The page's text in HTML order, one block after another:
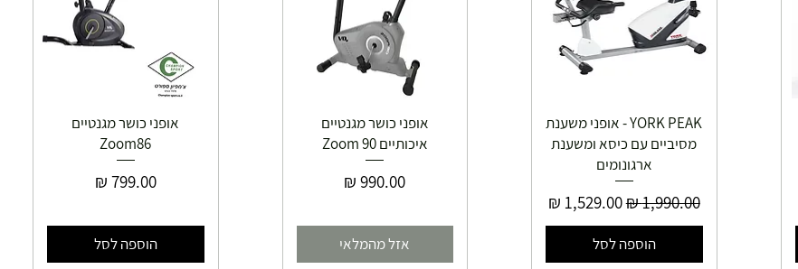
YORK PEAK - אופני משענת
מסיביים עם כיסא ומשענת
ארגונומים
מחיר רגיל‏1,990.00 ‏₪ מחיר מבצע‏1,529.00 ‏₪
הוספה לסל
אופני כושר מגנטיים
איכותיים Zoom 90
מחיר
אזל מהמלאי
אופני כושר מגנטיים
Zoom86
מחיר‏799.00 ‏₪
הוספה לסל